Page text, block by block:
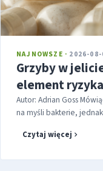
NAJNOWSZE · 2026-08-
Grzyby w
element
Autor: Adrian Goss
na myśli bakterie,
pozostawały...
Czytaj więcej